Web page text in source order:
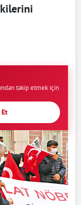
takip etmek için